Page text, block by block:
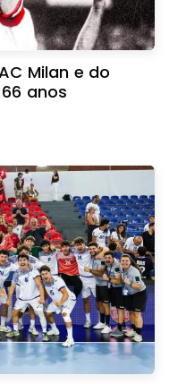
Milan e do
anos